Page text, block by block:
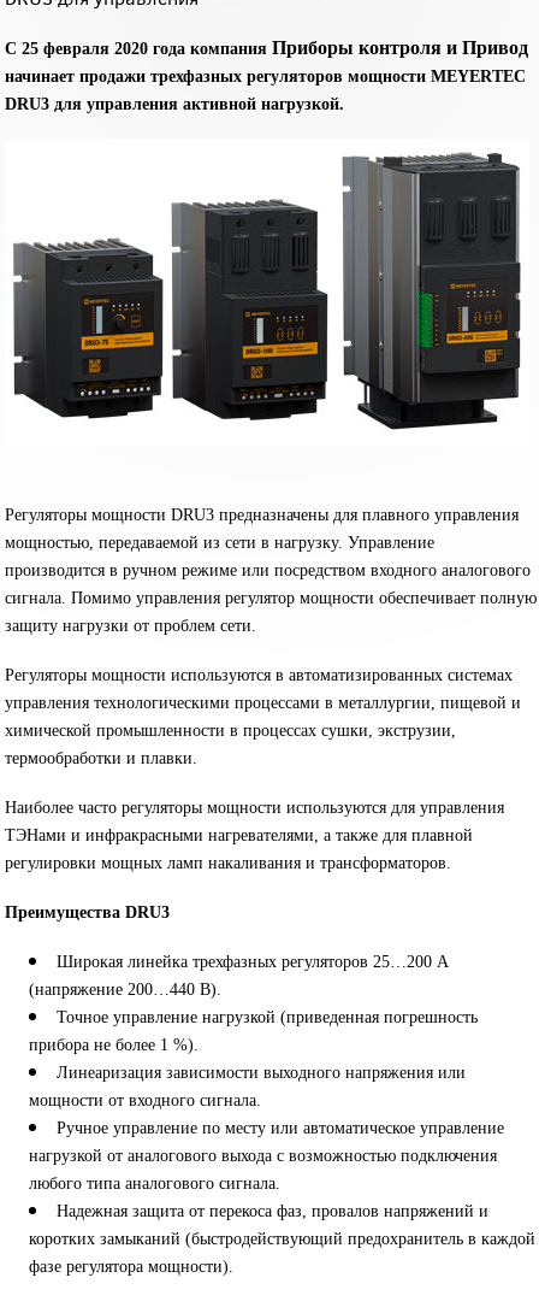
С 25 февраля 2020 года компанияПриборы контроля и Привод
начинает продажи трехфазных регуляторов мощности MEYERTEC
DRU3 для управления активной нагрузкой.
Регуляторы мощности DRU3 предназначены для плавного управления
мощностью, передаваемой из сети в нагрузку. Управление
производится в ручном режиме или посредством входного аналогового
сигнала. Помимо управления регулятор мощности обеспечивает полную
защиту нагрузки от проблем сети.
Регуляторы мощности используются в автоматизированных системах
управления технологическими процессами в металлургии, пищевой и
химической промышленности в процессах сушки, экструзии,
термообработки и плавки.
Наиболее часто регуляторы мощности используются для управления
ТЭНами и инфракрасными нагревателями, а также для плавной
регулировки мощных ламп накаливания и трансформаторов.
Преимущества DRU3
Широкая линейка трехфазных регуляторов 25…200 А
(напряжение 200…440 В).
Точное управление нагрузкой (приведенная погрешность
прибора не более 1 %).
Линеаризация зависимости выходного напряжения или
мощности от входного сигнала.
Ручное управление по месту или автоматическое управление
нагрузкой от аналогового выхода с возможностью подключения
любого типа аналогового сигнала.
Надежная защита от перекоса фаз, провалов напряжений и
коротких замыканий (быстродействующий предохранитель в каждой
фазе регулятора мощности).